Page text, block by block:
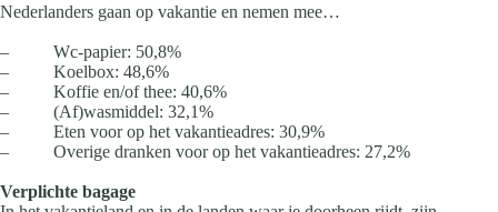
Nederlanders gaan op vakantie en nemen mee…
– Wc-papier: 50,8%
– Koelbox: 48,6%
– Koffie en/of thee: 40,6%
– (Af)wasmiddel: 32,1%
– Eten voor op het vakantieadres: 30,9%
– Overige dranken voor op het vakantieadres: 27,2%
Verplichte bagage